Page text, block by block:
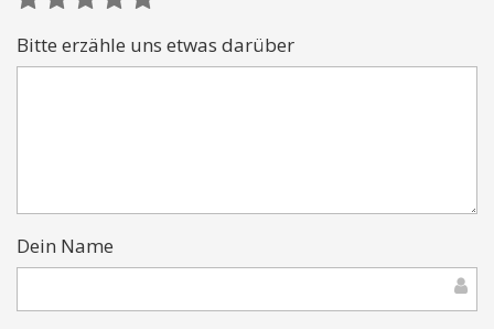
Bitte erzähle uns etwas darüber
Dein Name